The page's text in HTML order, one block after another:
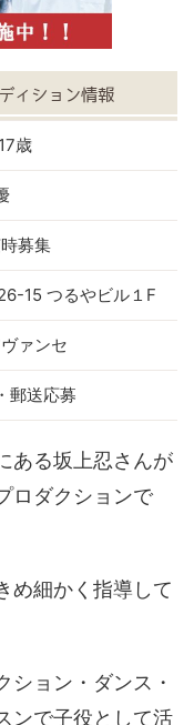
ィション情報
歳
募集
15 つるやビル１F
ァンセ
・郵送応募
ある坂上忍さんが
ロダクションで
め細かく指導して
ション・ダンス・
ンで子役として活